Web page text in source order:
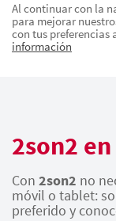
Al continuar con la
para mejorar
con tus preferencias
información
2son2
Con 2son2 no
móvil o tablet:
preferido y